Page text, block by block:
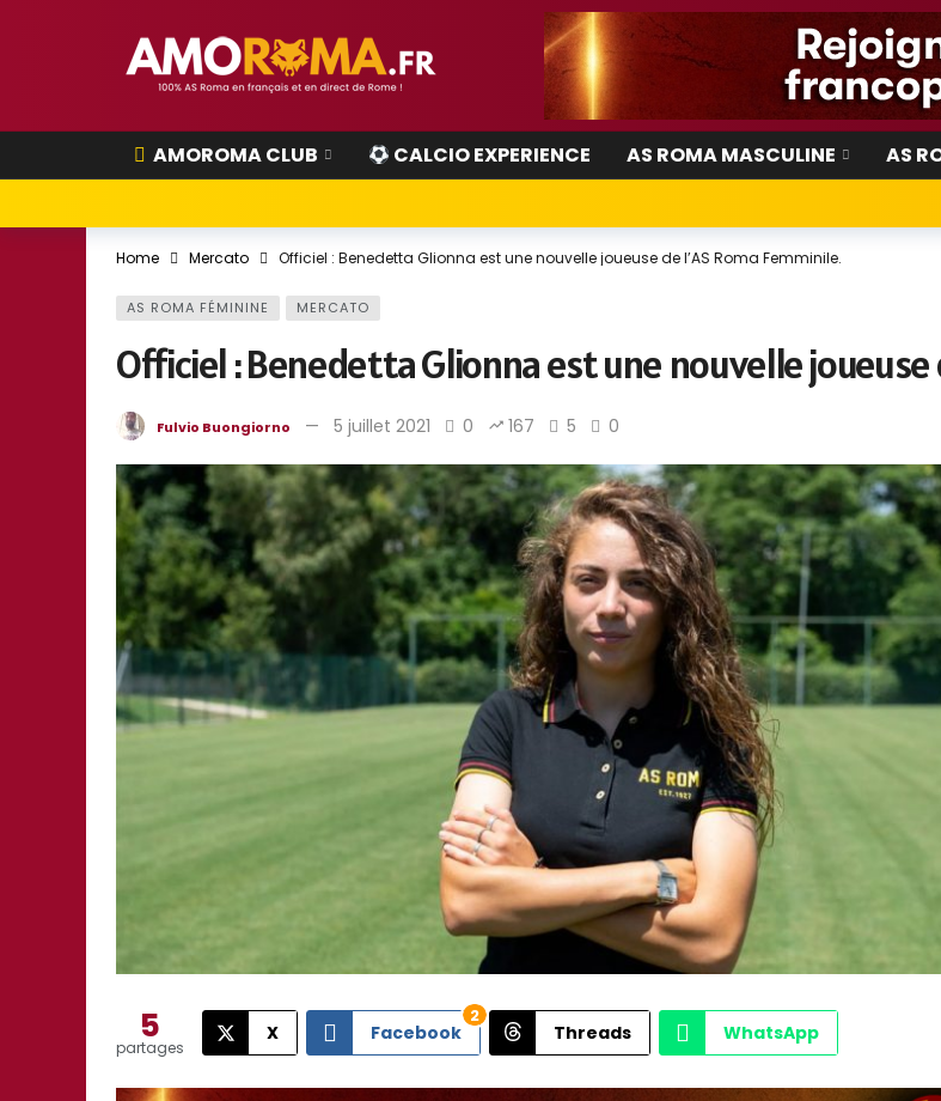
AMOROMA CLUB CALCIO EXPERIENCE AS ROMA MASCULINE AS
Home Mercato Officiel : Benedetta Glionna est une nouvelle joueuse de l’AS Roma Femminile.
AS ROMA FÉMININE MERCATO
Officiel : Benedetta Glionna est une nouvelle joueuse
Fulvio Buongiorno 5 juillet 2021 0 167 5 0
5
partages
X Facebook
2
Threads WhatsApp